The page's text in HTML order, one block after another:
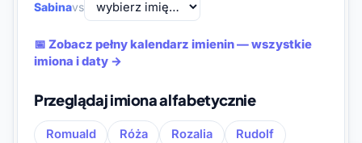
Sabinavs
📅 Zobacz pełny kalendarz imienin — wszystkie
imiona i daty →
Przeglądaj imiona alfabetycznie
Romuald Róża Rozalia Rudolf